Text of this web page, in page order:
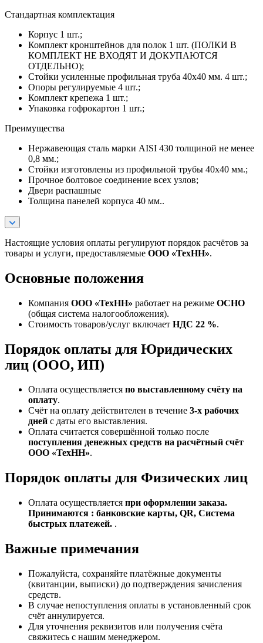
Стандартная комплектация
Корпус 1 шт.;
Комплект кронштейнов для полок 1 шт. (ПОЛКИ В
КОМПЛЕКТ НЕ ВХОДЯТ И ДОКУПАЮТСЯ
ОТДЕЛЬНО);
Стойки усиленные профильная труба 40х40 мм. 4 шт.;
Опоры регулируемые 4 шт.;
Комплект крепежа 1 шт.;
Упаковка гофрокартон 1 шт.;
Преимущества
Нержавеющая сталь марки AISI 430 толщиной не менее
0,8 мм.;
Стойки изготовлены из профильной трубы 40х40 мм.;
Прочное болтовое соединение всех узлов;
Двери распашные
Толщина панелей корпуса 40 мм..
Настоящие условия оплаты регулируют порядок расчётов за
товары и услуги, предоставляемые ООО «ТехНН».
Основные положения
Компания ООО «ТехНН» работает на режиме ОСНО
(общая система налогообложения).
Стоимость товаров/услуг включает НДС 22 %.
Порядок оплаты для Юридических
лиц (ООО, ИП)
Оплата осуществляется по выставленному счёту на
оплату.
Счёт на оплату действителен в течение 3‑х рабочих
дней с даты его выставления.
Оплата считается совершённой только после
поступления денежных средств на расчётный счёт
ООО «ТехНН».
Порядок оплаты для Физических лиц
Оплата осуществляется при оформлении заказа.
Принимаются : банковские карты, QR, Система
быстрых платежей. .
Важные примечания
Пожалуйста, сохраняйте платёжные документы
(квитанции, выписки) до подтверждения зачисления
средств.
В случае непоступления оплаты в установленный срок
счёт аннулируется.
Для уточнения реквизитов или получения счёта
свяжитесь с нашим менеджером.